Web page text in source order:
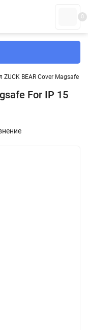
0
ZUCK BEAR Cover Magsafe
For IP 15